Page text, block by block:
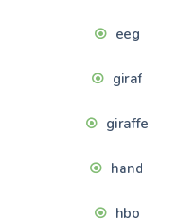
eeg
giraf
giraffe
hand
hbo